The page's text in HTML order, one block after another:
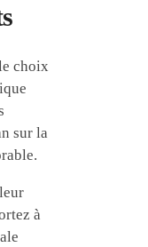
choix
sur la
à